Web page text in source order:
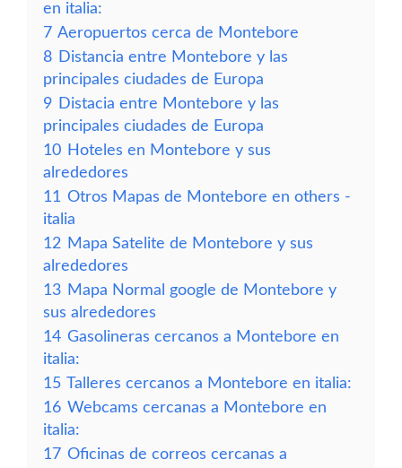
en italia:
7 Aeropuertos cerca de Montebore
8 Distancia entre Montebore y las
principales ciudades de Europa
9 Distacia entre Montebore y las
principales ciudades de Europa
10 Hoteles en Montebore y sus
alrededores
11 Otros Mapas de Montebore en others -
italia
12 Mapa Satelite de Montebore y sus
alrededores
13 Mapa Normal google de Montebore y
sus alrededores
14 Gasolineras cercanos a Montebore en
italia:
15 Talleres cercanos a Montebore en italia:
16 Webcams cercanas a Montebore en
italia:
17 Oficinas de correos cercanas a